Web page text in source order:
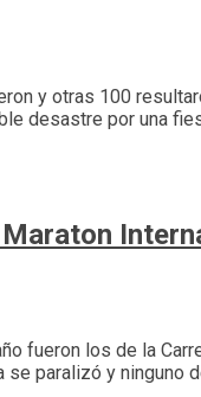
y otras 100
desastre por una
fueron los de la
paralizó y